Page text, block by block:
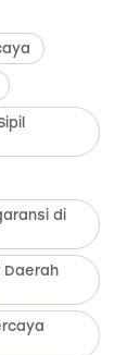
di
Daerah